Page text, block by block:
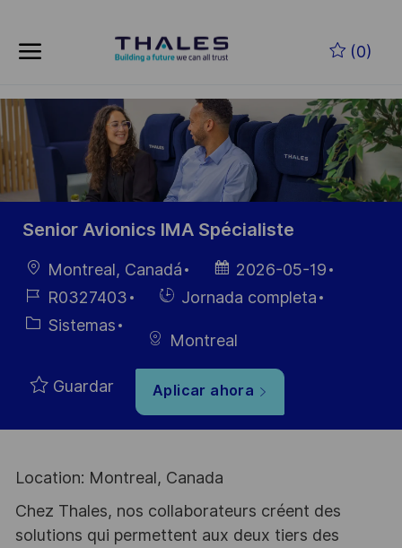
(0)
-
Senior Avionics IMA Spécialiste
Ubicación
Montreal, Canadá
Fecha de
publicación
2026-05-19
ID de
empleo
R0327403
HiringJornada completa
Categoría
Sistemas
Montreal
Guardar Aplicar ahora
Location: Montreal, Canada
Chez Thales, nos collaborateurs créent des
solutions qui permettent aux deux tiers des